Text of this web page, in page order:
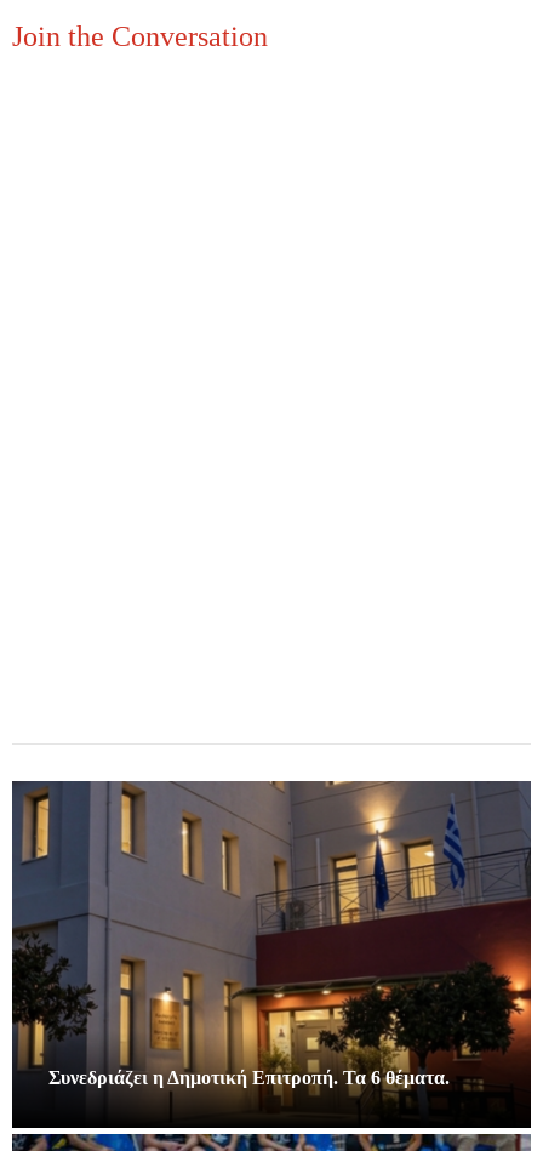
Join the Conversation
Συνεδριάζει η Δημοτική Επιτροπή. Τα 6 θέματα.